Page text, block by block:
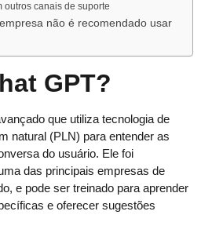
outros canais de suporte
não é recomendado usar
GPT?
que utiliza tecnologia de
natural (PLN) para entender as
do usuário. Ele foi
das principais empresas de
e pode ser treinado para aprender
e oferecer sugestões